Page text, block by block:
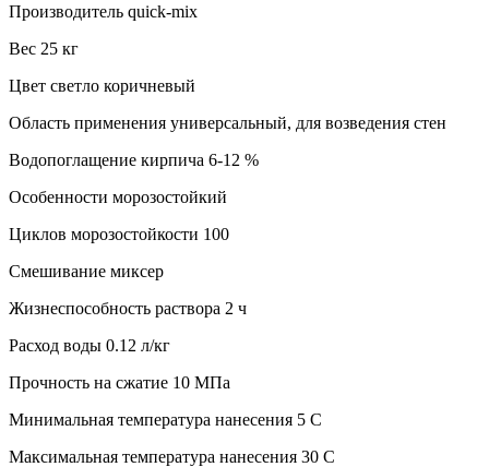
Производитель quick-mix
Вес 25 кг
Цвет светло коричневый
Область применения универсальный, для возведения стен
Водопоглащение кирпича 6-12 %
Особенности морозостойкий
Циклов морозостойкости 100
Смешивание миксер
Жизнеспособность раствора 2 ч
Расход воды 0.12 л/кг
Прочность на сжатие 10 МПа
Минимальная температура нанесения 5 C
Максимальная температура нанесения 30 C